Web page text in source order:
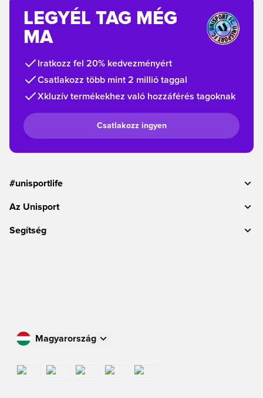
LEGYÉL TAG MÉG
MA
Iratkozz fel 20% kedvezményért
Csatlakozz több mint 2 millió taggal
Xkluzív termékekhez való hozzáférés tagoknak
Csatlakozz ingyen
#unisportlife
Az Unisport
Segítség
Magyarország